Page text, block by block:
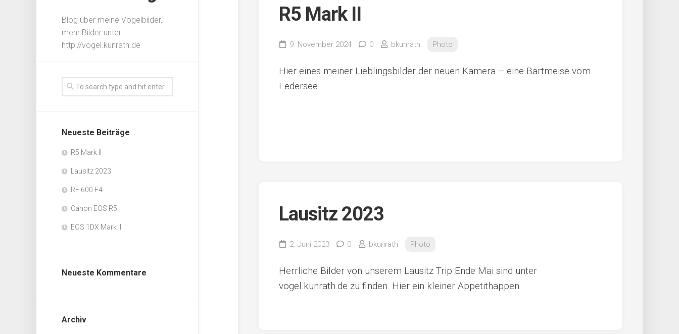
Blog über meine Vogelbilder,
mehr Bilder unter
http://vogel.kunrath.de
Neueste Beiträge
R5 Mark II
Lausitz 2023
RF 600 F4
Canon EOS R5
EOS 1DX Mark II
Neueste Kommentare
Archiv
R5 Mark II
9. November 2024 0 bkunrath Photo
Hier eines meiner Lieblingsbilder der neuen Kamera – eine Bartmeise vom
Federsee.
Lausitz 2023
2. Juni 2023 0 bkunrath Photo
Herrliche Bilder von unserem Lausitz Trip Ende Mai sind unter
vogel.kunrath.de zu finden. Hier ein kleiner Appetithappen.